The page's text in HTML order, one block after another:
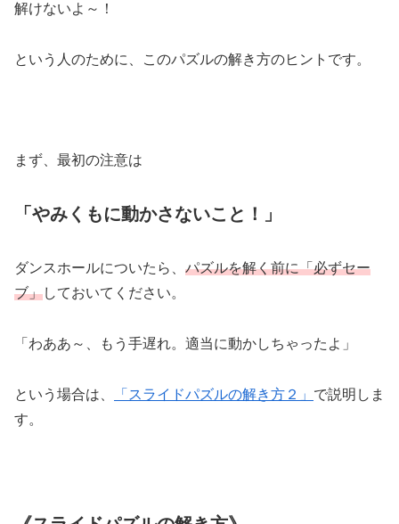
解けないよ～！
という人のために、このパズルの解き方のヒントです。
まず、最初の注意は
「やみくもに動かさないこと！」
ダンスホールについたら、 パズルを解く前に「必ずセー
ブ」しておいてください。
「わああ～、もう手遅れ。適当に動かしちゃったよ」
という場合は、 「スライドパズルの解き方２」 で説明しま
す。